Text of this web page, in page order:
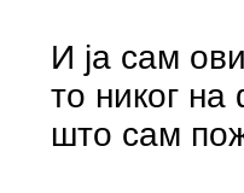
И ја сам
то никог
што сам